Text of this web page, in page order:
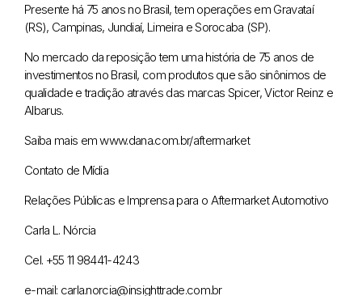
Presente há 75 anos no Brasil, tem operações em Gravataí
(RS), Campinas, Jundiaí, Limeira e Sorocaba (SP).
No mercado da reposição tem uma história de 75 anos de
investimentos no Brasil, com produtos que são sinônimos de
qualidade e tradição através das marcas Spicer, Victor Reinz e
Albarus.
Saiba mais em www.dana.com.br/aftermarket
Contato de Mídia
Relações Públicas e Imprensa para o Aftermarket Automotivo
Carla L. Nórcia
Cel. +55 11 98441-4243
e-mail: carla.norcia@insighttrade.com.br